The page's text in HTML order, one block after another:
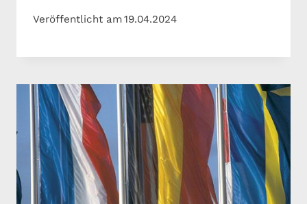
Veröffentlicht am19.04.2024